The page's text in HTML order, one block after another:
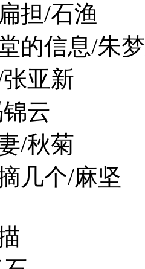
/石渔
信息/朱
亚新
云
/秋菊
个/麻坚